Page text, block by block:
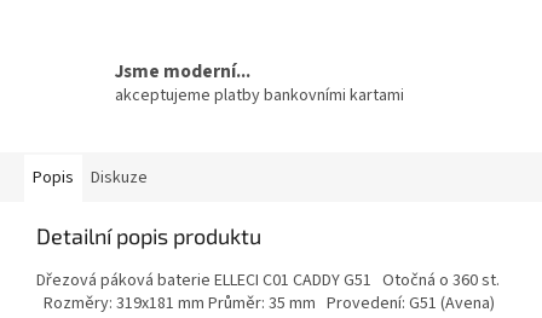
Jsme moderní...
akceptujeme platby bankovními kartami
Popis Diskuze
Detailní popis produktu
Dřezová páková baterie ELLECI C01 CADDY G51 Otočná o 360 st.
Rozměry: 319x181 mm Průměr: 35 mm Provedení: G51 (Avena)